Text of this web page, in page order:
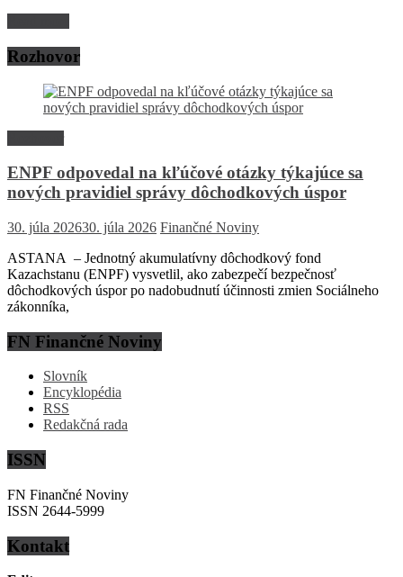
Rozhovor
ENPF odpovedal na kľúčové otázky týkajúce sa
nových pravidiel správy dôchodkových úspor
30. júla 202630. júla 2026 Finančné Noviny
ASTANA – Jednotný akumulatívny dôchodkový fond
Kazachstanu (ENPF) vysvetlil, ako zabezpečí bezpečnosť
dôchodkových úspor po nadobudnutí účinnosti zmien Sociálneho
zákonníka,
FN Finančné Noviny
Slovník
Encyklopédia
RSS
Redakčná rada
ISSN
FN Finančné Noviny
ISSN 2644-5999
Kontakt